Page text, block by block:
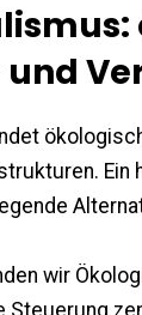
wir
Steuerung